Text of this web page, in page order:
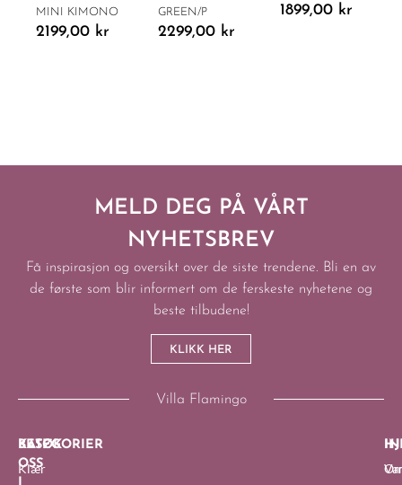
MINI KIMONO
2199,00 kr
GREEN/P
2299,00 kr
1899,00 kr
MELD DEG PÅ VÅRT
NYHETSBREV
Få inspirasjon og oversikt over de siste trendene. Bli en av
de første som blir informert om de ferskeste nyhetene og
beste tilbudene!
KLIKK HER
Villa Flamingo
BESØK
OSS
KATEGORIER
Klær